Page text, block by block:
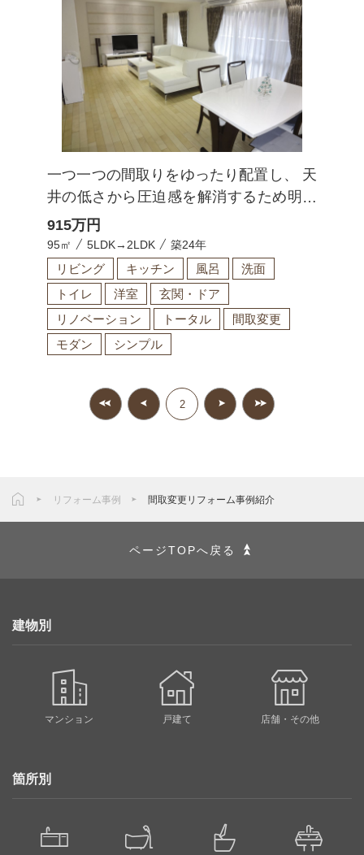
一つ一つの間取りをゆったり配置し、 天
井の低さから圧迫感を解消するため明る
い色調に
915万円
95㎡ 5LDK→2LDK 築24年
リビング キッチン 風呂
洗面
トイレ
洋室
玄関・ドア
リノベーション
トータル
間取変更
モダン
シンプル
2
リフォーム事例 間取変更リフォーム事例紹介
ページTOPへ戻る
建物別
マンション 戸建て 店舗・その他
箇所別